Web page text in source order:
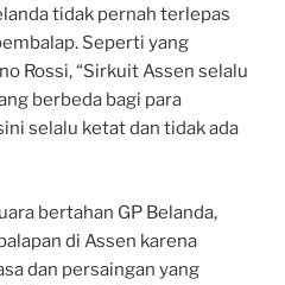
tidak pernah terlepas
Seperti yang
Rossi, “Sirkuit Assen selalu
berbeda bagi para
selalu ketat dan tidak ada
bertahan GP Belanda,
di Assen karena
dan persaingan yang